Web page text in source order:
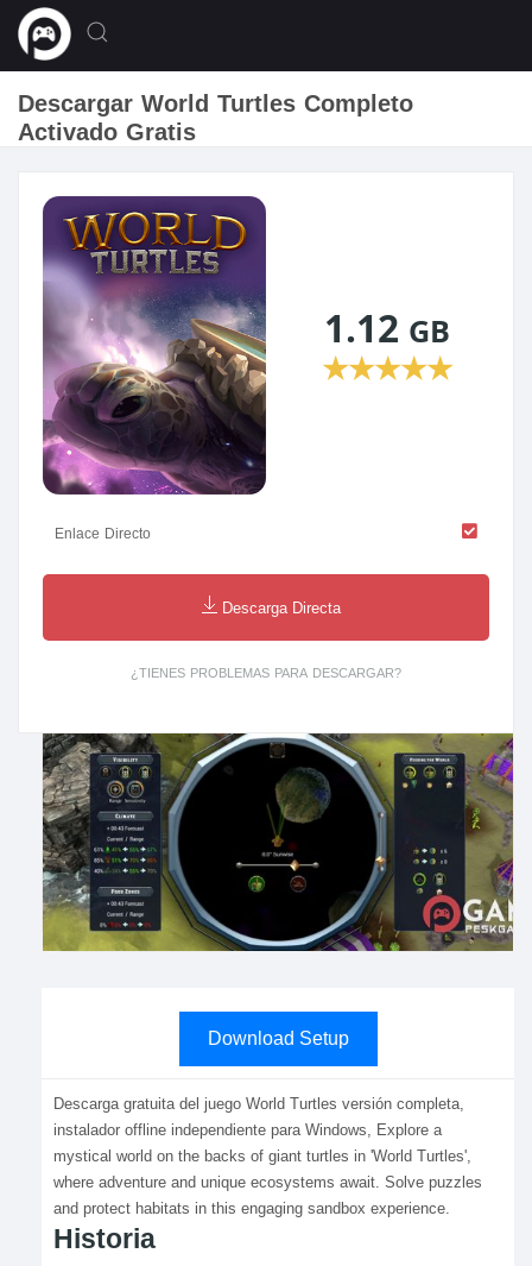
Descargar World Turtles Completo
Activado Gratis
Download Setup
Descarga gratuita del juego World Turtles versión completa,
instalador offline independiente para Windows, Explore a
mystical world on the backs of giant turtles in 'World Turtles',
where adventure and unique ecosystems await. Solve puzzles
and protect habitats in this engaging sandbox experience.
Historia
1.12 GB
★★★★★
Enlace Directo
Descarga Directa
¿TIENES PROBLEMAS PARA DESCARGAR?